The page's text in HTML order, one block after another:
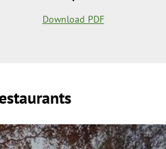
Download PDF